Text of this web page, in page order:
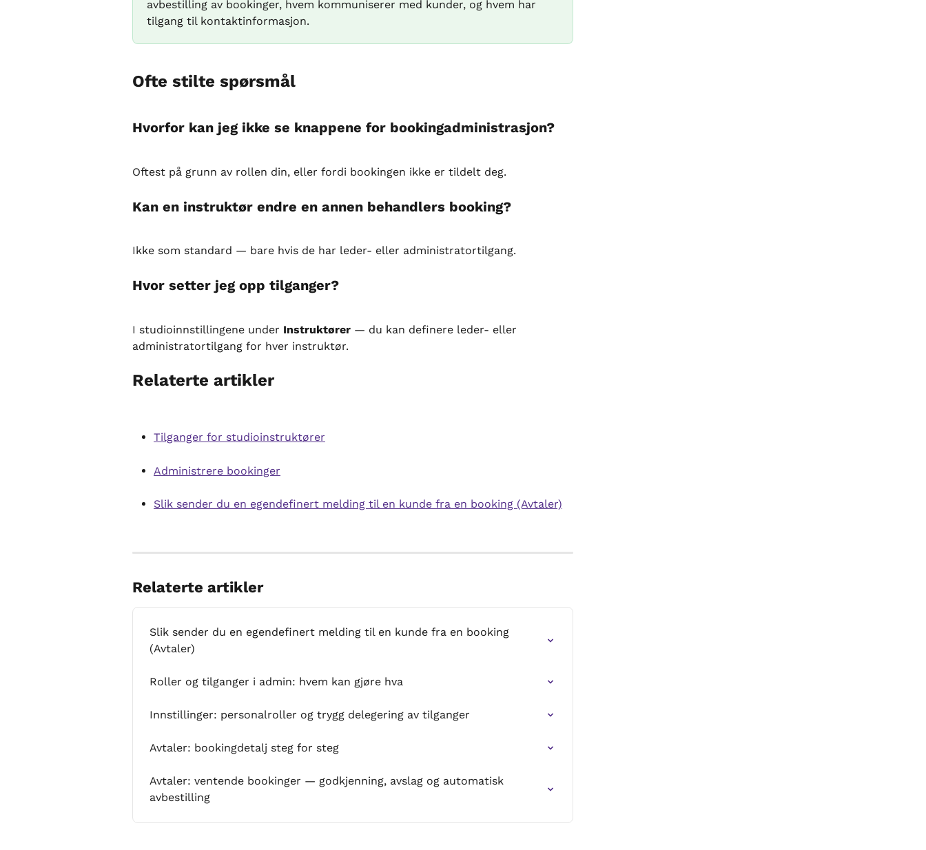
avbestilling av bookinger, hvem kommuniserer med kunder, og hvem har
tilgang til kontaktinformasjon.
Ofte stilte spørsmål
Hvorfor kan jeg ikke se knappene for bookingadministrasjon?
Oftest på grunn av rollen din, eller fordi bookingen ikke er tildelt deg.
Kan en instruktør endre en annen behandlers booking?
Ikke som standard — bare hvis de har leder- eller administratortilgang.
Hvor setter jeg opp tilganger?
I studioinnstillingene under Instruktører — du kan definere leder- eller
administratortilgang for hver instruktør.
Relaterte artikler
Tilganger for studioinstruktører
Administrere bookinger
Slik sender du en egendefinert melding til en kunde fra en booking (Avtaler)
Relaterte artikler
Slik sender du en egendefinert melding til en kunde fra en booking
(Avtaler)
Roller og tilganger i admin: hvem kan gjøre hva
Innstillinger: personalroller og trygg delegering av tilganger
Avtaler: bookingdetalj steg for steg
Avtaler: ventende bookinger — godkjenning, avslag og automatisk
avbestilling